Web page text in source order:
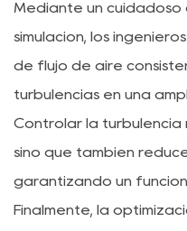
Mediante un cuidadoso
simulación, los
de flujo de aire
turbulencias en una
Controlar la turbulencia
sino que también
garantizando un
Finalmente, la